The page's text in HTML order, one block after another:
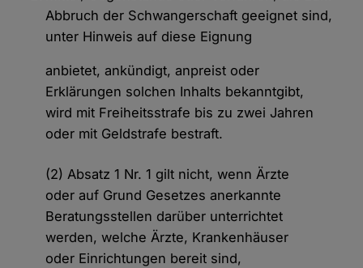
Abbruch der Schwangerschaft geeignet sind,
unter Hinweis auf diese Eignung
anbietet, ankündigt, anpreist oder
Erklärungen solchen Inhalts bekanntgibt,
wird mit Freiheitsstrafe bis zu zwei Jahren
oder mit Geldstrafe bestraft.
(2) Absatz 1 Nr. 1 gilt nicht, wenn Ärzte
oder auf Grund Gesetzes anerkannte
Beratungsstellen darüber unterrichtet
werden, welche Ärzte, Krankenhäuser
oder Einrichtungen bereit sind,